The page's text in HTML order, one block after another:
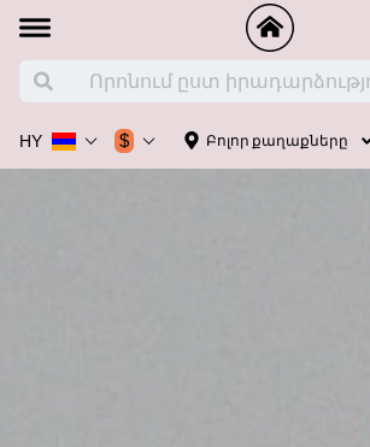
Բոլոր քաղաքները
HY $